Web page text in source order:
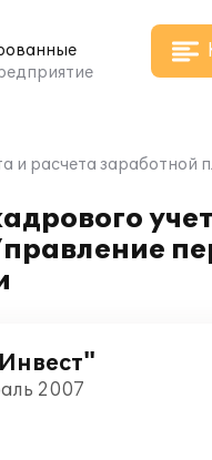
и расчета
2007